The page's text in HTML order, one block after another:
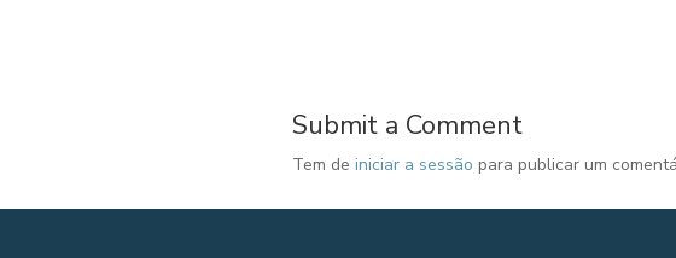
Submit a Comment
Tem de iniciar a sessão para publicar um